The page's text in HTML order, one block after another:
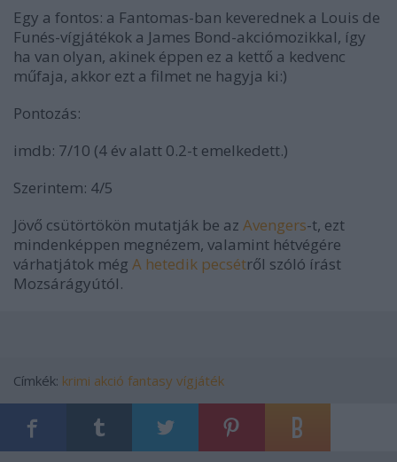
Egy a fontos: a Fantomas-ban keverednek a Louis de
Funés-vígjátékok a James Bond-akciómozikkal, így
ha van olyan, akinek éppen ez a kettő a kedvenc
műfaja, akkor ezt a filmet ne hagyja ki:)
Pontozás:
imdb: 7/10 (4 év alatt 0.2-t emelkedett.)
Szerintem: 4/5
Jövő csütörtökön mutatják be az Avengers-t, ezt
mindenképpen megnézem, valamint hétvégére
várhatjátok még A hetedik pecsétről szóló írást
Mozsárágyútól.
Címkék: krimi akció fantasy vígjáték